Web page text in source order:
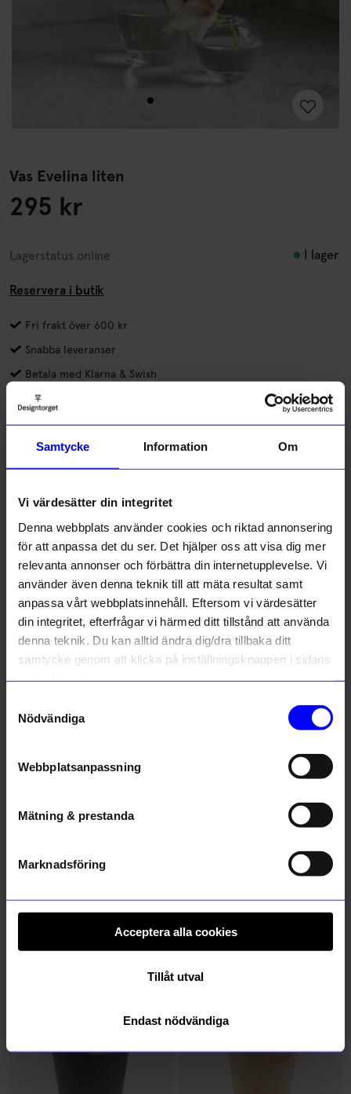
Samtycke Information Om
Vi värdesätter din integritet
Denna webbplats använder cookies och riktad annonsering
för att anpassa det du ser. Det hjälper oss att visa dig mer
relevanta annonser och förbättra din internetupplevelse. Vi
använder även denna teknik till att mäta resultat samt
anpassa vårt webbplatsinnehåll. Eftersom vi värdesätter
din integritet, efterfrågar vi härmed ditt tillstånd att använda
denna teknik. Du kan alltid ändra dig/dra tillbaka ditt
samtycke genom att klicka på inställningsknappen i sidans
Nödvändiga
Webbplatsanpassning
Mätning & prestanda
Marknadsföring
Acceptera alla cookies
Tillåt utval
Endast nödvändiga
Vas Evelina liten
295 kr
Lagerstatus online I lager
Reservera i butik
Fri frakt över 600 kr
Snabba leveranser
Betala med Klarna & Swish
Elegant liten vas för sticklingar och snittblommor. Alla vaser är
handblåsta, slipade och signerade av Evelina Dovsten och kan
storlekar och former.
Läs mer
Beskrivning
Information
395kr 399kr
Andra köpte även